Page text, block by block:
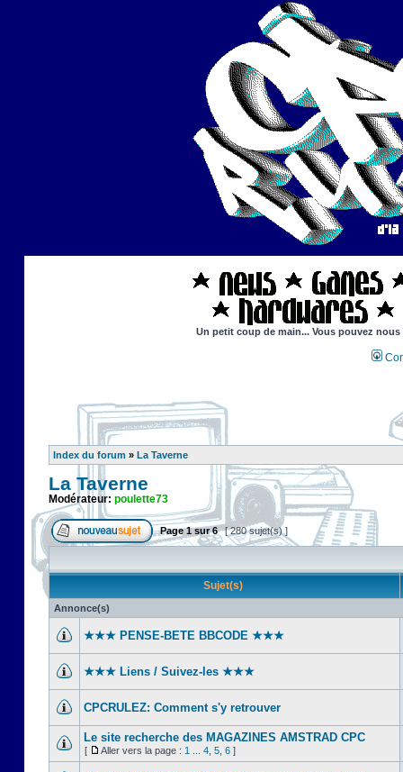
Un petit coup de main... Vous pouvez
Index du forum » La Taverne
La Taverne
Modérateur: poulette73
Page1sur6 [ 280 sujet(s) ]
Sujet(s)
Annonce(s)
★★★ PENSE-BETE BBCODE ★★★
★★★ Liens / Suivez-les ★★★
CPCRULEZ: Comment s'y retrouver‎
Le site recherche des MAGAZINES AMSTRAD CPC
[ Aller vers la page : 1 4 5 6 ]